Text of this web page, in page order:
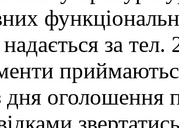
надається за
дня оголошення